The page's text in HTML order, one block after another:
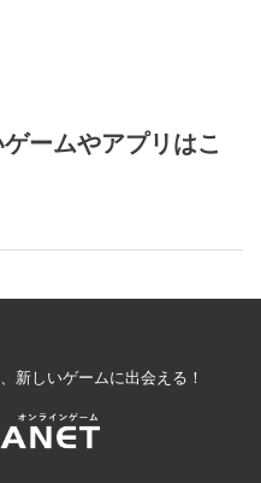
ームやアプリはこ
新しいゲームに出会える！